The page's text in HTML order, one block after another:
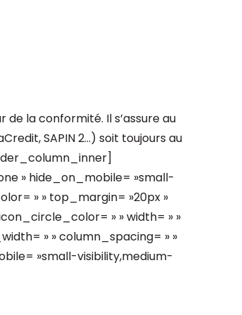
la conformité. Il s’assure au
SAPIN 2…) soit toujours au
» hide_on_mobile= »small-
» » top_margin= »20px »
» » width= » »
» » column_spacing= » »
»small-visibility,medium-